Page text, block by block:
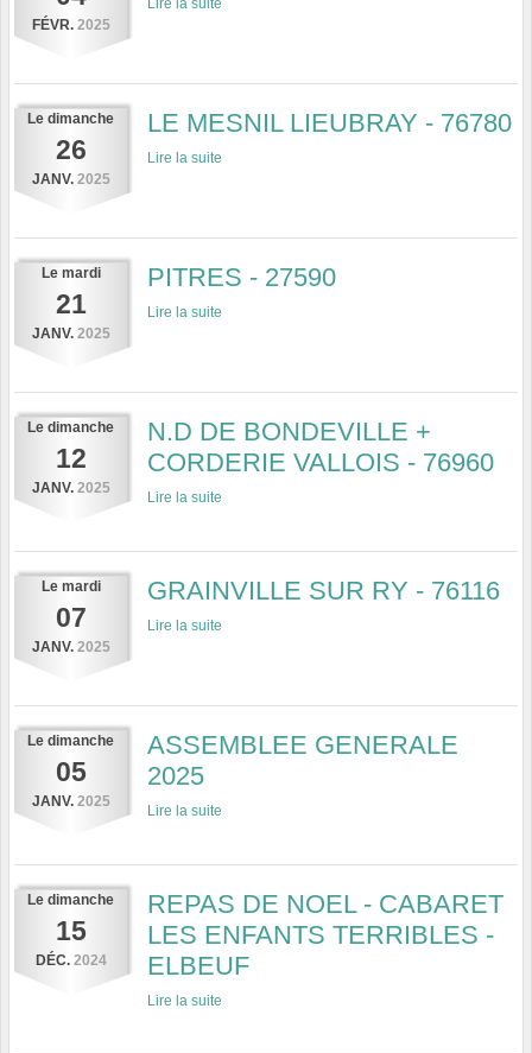
FÉVR. 2025
Lire la suite
Le dimanche
26
JANV. 2025
LE MESNIL LIEUBRAY - 76780
Lire la suite
Le mardi
21
JANV. 2025
PITRES - 27590
Lire la suite
Le dimanche
12
JANV. 2025
N.D DE BONDEVILLE +
CORDERIE VALLOIS - 76960
Lire la suite
Le mardi
07
JANV. 2025
GRAINVILLE SUR RY - 76116
Lire la suite
Le dimanche
05
JANV. 2025
ASSEMBLEE GENERALE
2025
Lire la suite
Le dimanche
15
DÉC. 2024
REPAS DE NOEL - CABARET
LES ENFANTS TERRIBLES -
ELBEUF
Lire la suite